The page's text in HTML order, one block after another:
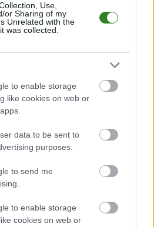
Use,
or Sharing of my
Unrelated with the
was collected.
to enable storage
like cookies on web or
data to be sent to
purposes.
to send me
to enable storage
cookies on web or
2017-05-08 13:25
LKS Wiewiórka
awansował do
2016-06-15 16:13
rywalizację w grupie II dębickiej
Zydronia zagrają więc w nowym
Trener Paweł Zydroń pracuje z
od zimy 2012 roku. Ostatnie
szczęśliwe,...